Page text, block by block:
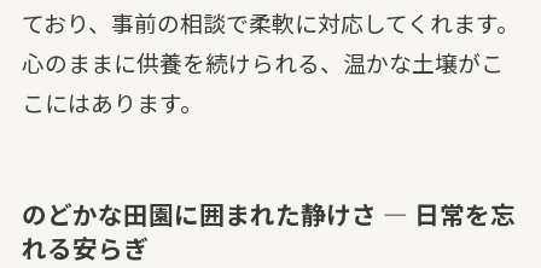
ており、事前の相談で柔軟に対応してくれます。
心のままに供養を続けられる、温かな土壌がこ
こにはあります。
のどかな田園に囲まれた静けさ — 日常を忘
れる安らぎ